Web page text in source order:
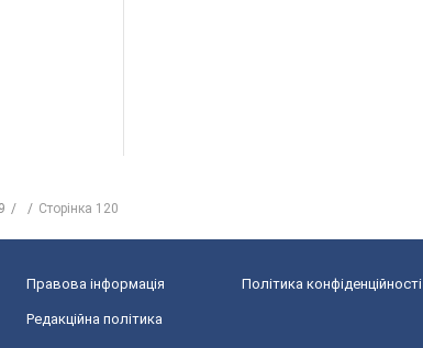
Сторінка 120
Правова інформація Політика конфіденційності
Редакційна політика